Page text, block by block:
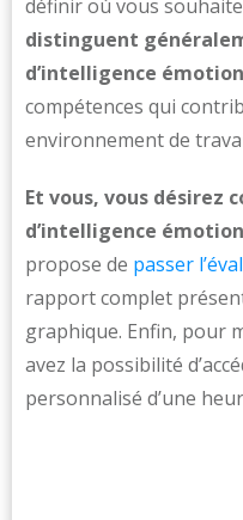
définir où vous
distinguent
d’intelligence
compétences qui
environnement de
Et vous, vous
d’intelligence
propose de passer
rapport complet
graphique. Enfin, pour
avez la possibilité
personnalisé d’une